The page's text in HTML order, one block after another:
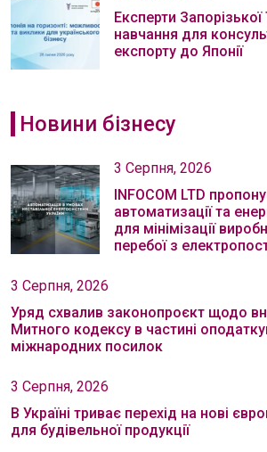
Експерти
навчання для
експорту до Японії
Новини бізнесу
3 Серпня, 2026
INFOCOM LTD
автоматизації та
для мінімізації
перебої з
3 Серпня, 2026
Уряд схвалив законопроєкт щодо
Митного кодексу в частині
міжнародних посилок
3 Серпня, 2026
В Україні триває перехід на нові
для будівельної продукції